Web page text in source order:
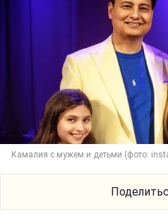
Камалия с мужем и детьми (фото: